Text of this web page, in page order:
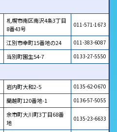
札幌市南区南沢4条3丁目
8番43号
011-571-1673
江別市幸町15番地の24 011-383-6087
当別町園生54-7 0133-27-5550
岩内町大和2-5 0135-62-0670
蘭越町120番地-1 0136-57-5055
余市町大川町3丁目68番
地
0135-23-6633